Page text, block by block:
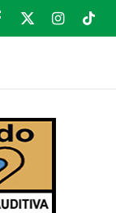
X
Instagram